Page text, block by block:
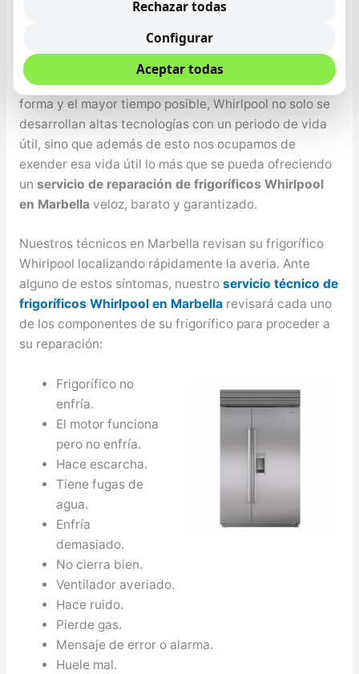
cualquier problema lo solventamos. Nuestro bienestar
principalmente de la alimentación que se tenga, por
ende es de suma importancia que se cuente con un
frigorífico que conserve los alimentos de la mejor
forma y el mayor tiempo posible, Whirlpool no solo se
desarrollan altas tecnologías con un periodo de vida
útil, sino que además de esto nos ocupamos de
exender esa vida útil lo más que se pueda ofreciendo
un servicio de reparación de frigoríficos Whirlpool
en Marbella veloz, barato y garantizado.
Nuestros técnicos en Marbella revisan su frigorífico
Whirlpool localizando rápidamente la averia. Ante
alguno de estos síntomas, nuestro servicio técnico de
frigoríficos Whirlpool en Marbellarevisará cada uno
de los componentes de su frigorífico para proceder a
su reparación:
Frigorífico no
enfría.
El motor funciona
pero no enfría.
Hace escarcha.
Tiene fugas de
agua.
Enfría
demasiado.
No cierra bien.
Ventilador averiado.
Hace ruido.
Pierde gas.
Mensaje de error o alarma.
Huele mal.
Rechazar todas
Configurar
Aceptar todas